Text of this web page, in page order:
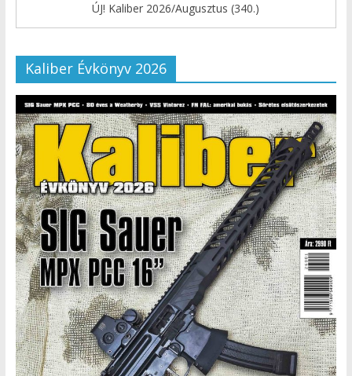
ÚJ! Kaliber 2026/Augusztus (340.)
Kaliber Évkönyv 2026